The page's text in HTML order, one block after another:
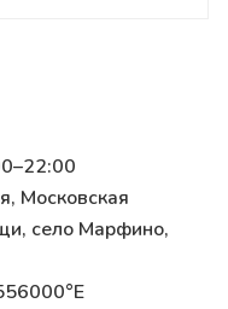
Московская
село Марфино,